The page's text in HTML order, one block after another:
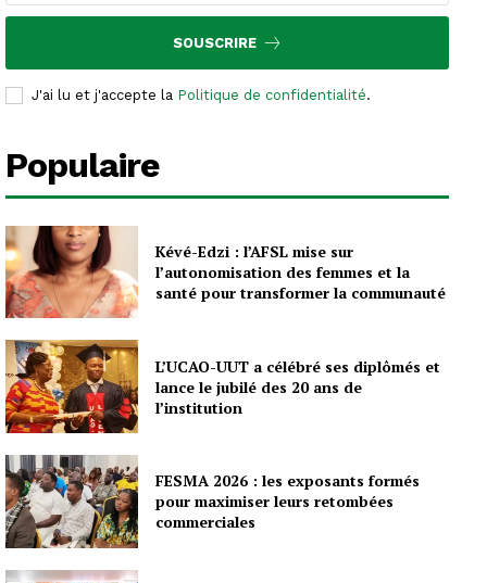
SOUSCRIRE
J'ai lu et j'accepte la Politique de confidentialité.
Populaire
Kévé-Edzi : l’AFSL mise sur
l’autonomisation des femmes et la
santé pour transformer la communauté
L’UCAO-UUT a célébré ses diplômés et
lance le jubilé des 20 ans de
l’institution
FESMA 2026 : les exposants formés
pour maximiser leurs retombées
commerciales